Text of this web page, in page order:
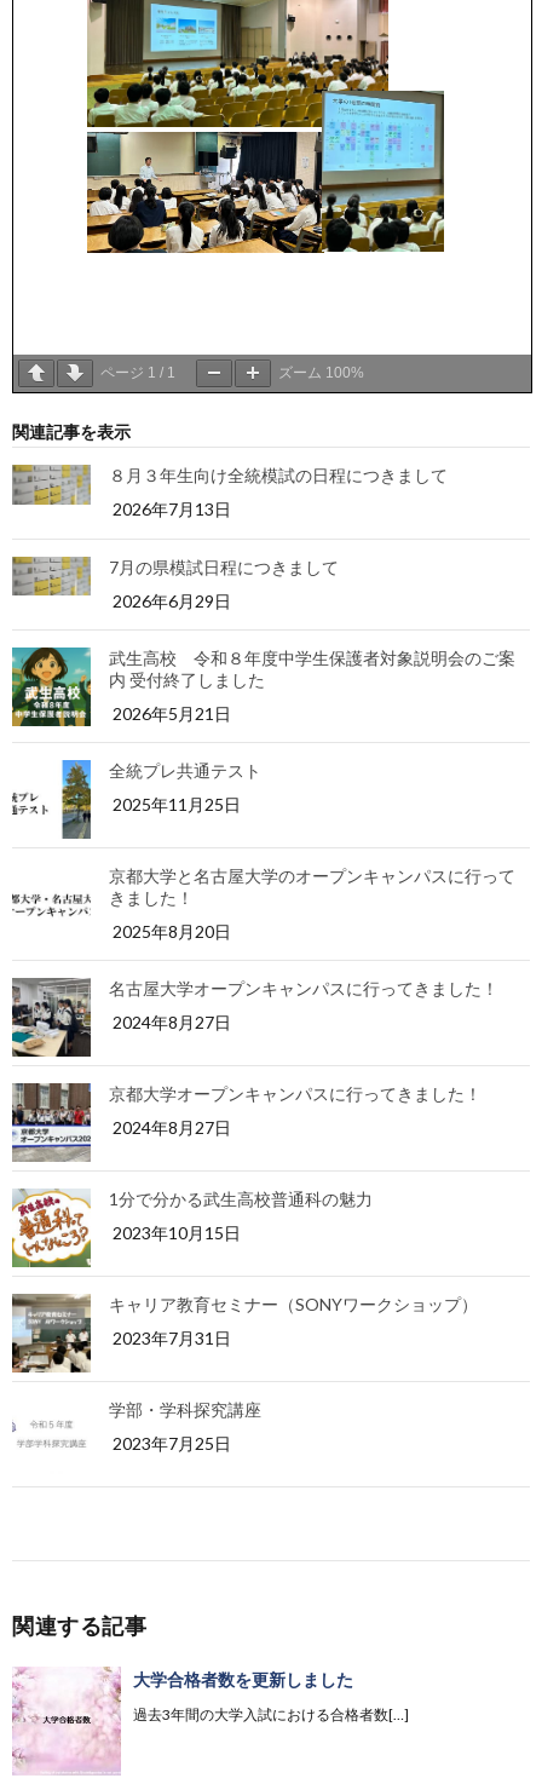
ページ 1 / 1 ズーム 100%
関連記事を表示
８月３年生向け全統模試の日程につきまして
2026年7月13日
7月の県模試日程につきまして
2026年6月29日
武生高校 令和８年度中学生保護者対象説明会のご案
内 受付終了しました
2026年5月21日
全統プレ共通テスト
2025年11月25日
京都大学と名古屋大学のオープンキャンパスに行って
きました！
2025年8月20日
名古屋大学オープンキャンパスに行ってきました！
2024年8月27日
京都大学オープンキャンパスに行ってきました！
2024年8月27日
1分で分かる武生高校普通科の魅力
2023年10月15日
キャリア教育セミナー（SONYワークショップ）
2023年7月31日
学部・学科探究講座
2023年7月25日
関連する記事
大学合格者数を更新しました
過去3年間の大学入試における合格者数[…]